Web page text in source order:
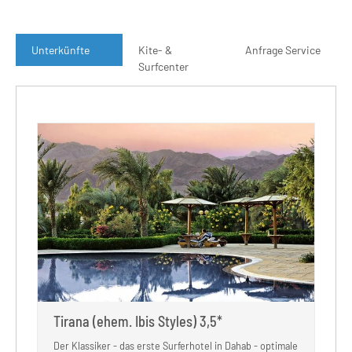
Unterkünfte
Kite- &
Surfcenter
Anfrage Service
Tirana (ehem. Ibis Styles) 3,5*
Der Klassiker - das erste Surferhotel in Dahab - optimale